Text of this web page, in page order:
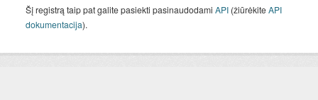
Šį registrą taip pat galite pasiekti pasinaudodami API (žiūrėkiteAPI
dokumentacija).